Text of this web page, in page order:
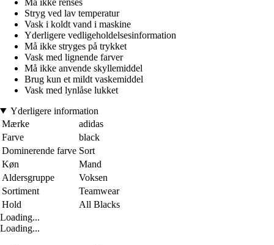
Stryg ved lav temperatur
Vask i koldt vand i maskine
Yderligere vedligeholdelsesinformation
Må ikke stryges på trykket
Vask med lignende farver
Må ikke anvende skyllemiddel
Brug kun et mildt vaskemiddel
Vask med lynlåse lukket
Yderligere information
Mærke
adidas
Farve
black
Dominerende farve Sort
Køn
Mand
Aldersgruppe
Voksen
Sortiment
Teamwear
Hold
All Blacks
Loading...
Loading...